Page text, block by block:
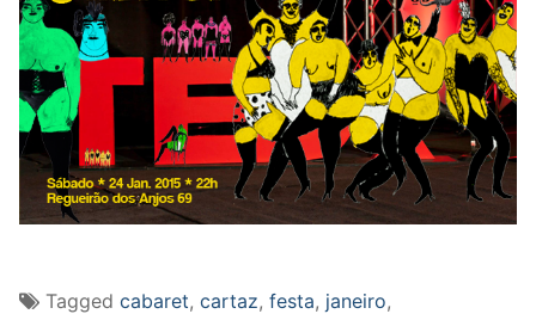
Tagged cabaret, cartaz, festa, janeiro,